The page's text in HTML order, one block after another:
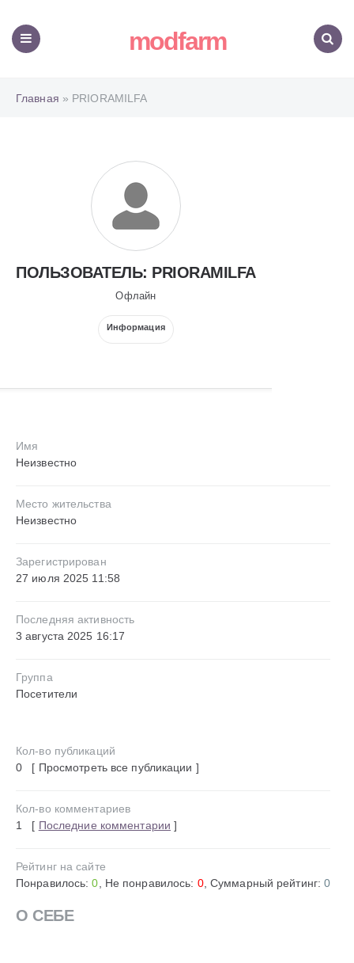
modfarm
Главная » PRIORAMILFA
ПОЛЬЗОВАТЕЛЬ: PRIORAMILFA
Офлайн
Информация
Имя
Неизвестно
Место жительства
Неизвестно
Зарегистрирован
27 июля 2025 11:58
Последняя активность
3 августа 2025 16:17
Группа
Посетители
Кол-во публикаций
0 [ Просмотреть все публикации ]
Кол-во комментариев
1 [ Последние комментарии ]
Рейтинг на сайте
Понравилось:0 , Не понравилось: 0, Суммарный рейтинг:0
О СЕБЕ